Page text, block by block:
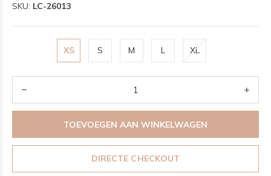
SKU: LC-26013
XS S M L XL
TOEVOEGEN AAN WINKELWAGEN
DIRECTE CHECKOUT